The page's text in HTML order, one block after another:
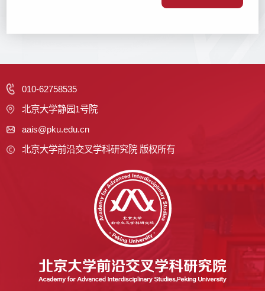
010-62758535
北京大学静园1号院
aais@pku.edu.cn
北京大学前沿交叉学科研究院 版权所有